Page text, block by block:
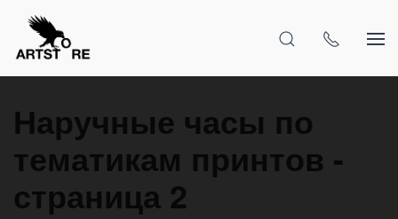
Наручные часы по
тематикам принтов -
страница 2